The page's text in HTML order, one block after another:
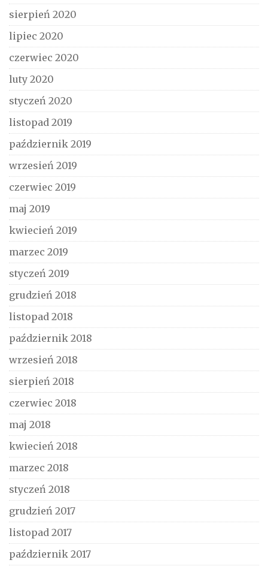
sierpień 2020
lipiec 2020
czerwiec 2020
luty 2020
styczeń 2020
listopad 2019
październik 2019
wrzesień 2019
czerwiec 2019
maj 2019
kwiecień 2019
marzec 2019
styczeń 2019
grudzień 2018
listopad 2018
październik 2018
wrzesień 2018
sierpień 2018
czerwiec 2018
maj 2018
kwiecień 2018
marzec 2018
styczeń 2018
grudzień 2017
listopad 2017
październik 2017